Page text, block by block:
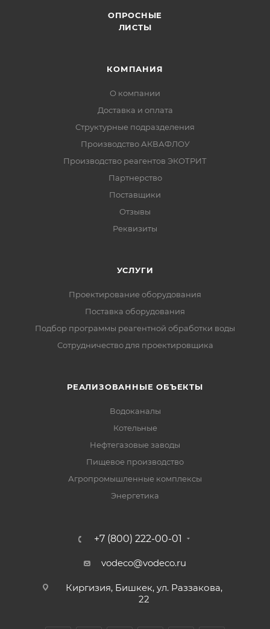
ОПРОСНЫЕ
ЛИСТЫ
КОМПАНИЯ
О компании
Доставка и оплата
Структурные подразделения
Производство АКВАФЛОУ
Производство реагентов ЭКОТРИТ
Партнерство
Поставщики
Отзывы
Реквизиты
УСЛУГИ
Проектирование оборудования
Поставка оборудования
Подбор программы реагентной обработки воды
Сотрудничество для проектировщика
РЕАЛИЗОВАННЫЕ ОБЪЕКТЫ
Водоканалы
Котельные
Нефтегазовые заводы
Пищевое производство
Агропромышленные комплексы
Энергетика
+7 (800) 222-00-01
vodeco@vodeco.ru
Киргизия, Бишкек, ул. Раззакова,
22